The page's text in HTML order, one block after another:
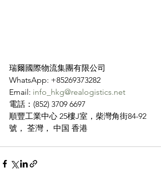
瑞爾國際物流集團有限公司
WhatsApp: +85269373282
Email: info_hkg@realogistics.net
電話：(852) 3709 6697
順豐工業中心 25樓J室，柴灣角街84-92
號， 荃灣， 中国 香港